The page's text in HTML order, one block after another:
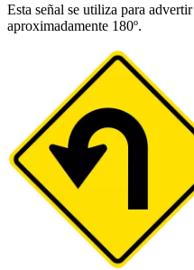
Esta señal se utiliza para
aproximadamente 180º.